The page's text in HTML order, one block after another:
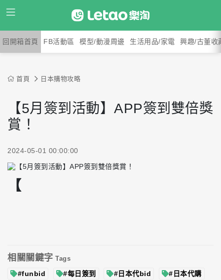
回開箱首頁 FB活動區 模型/動漫周邊 生活用品/家電 興趣/古董收
首頁 日本購物攻略
【5月簽到活動】APP簽到雙倍獎
賞！
2024-05-01 00:00:00
【
相關關鍵字 Tags
#funbid #每日簽到 #日本代bid #日本代購